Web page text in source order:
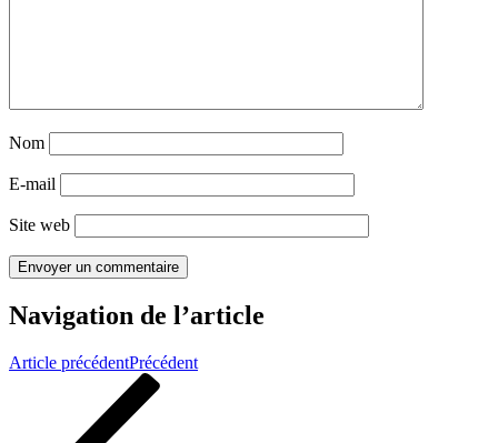
Nom
E-mail
Site web
Navigation de l’article
Article précédentPrécédent